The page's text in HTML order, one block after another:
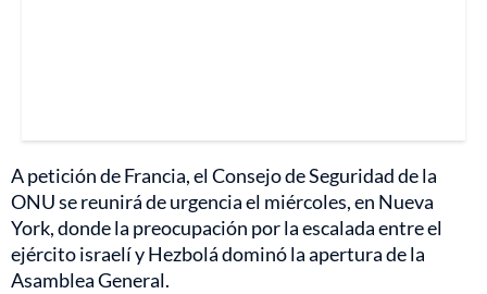
A petición de Francia, el Consejo de Seguridad de la
ONU se reunirá de urgencia el miércoles, en Nueva
York, donde la preocupación por la escalada entre el
ejército israelí y Hezbolá dominó la apertura de la
Asamblea General.